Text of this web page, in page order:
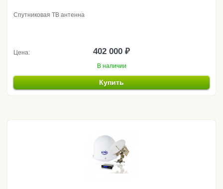
Спутниковая ТВ антенна
Цена: 402 000 ₽
В наличии
Купить